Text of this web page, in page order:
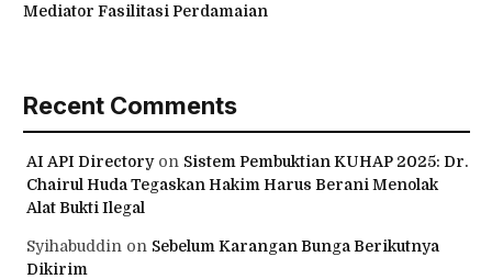
Mediator Fasilitasi Perdamaian
Recent Comments
AI API Directoryon Sistem Pembuktian KUHAP 2025: Dr.
Chairul Huda Tegaskan Hakim Harus Berani Menolak
Alat Bukti Ilegal
Syihabuddin on Sebelum Karangan Bunga Berikutnya
Dikirim